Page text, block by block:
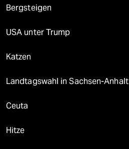
Bergsteigen
USA unter Trump
Katzen
Landtagswahl in Sachsen-Anhalt
Ceuta
Hitze